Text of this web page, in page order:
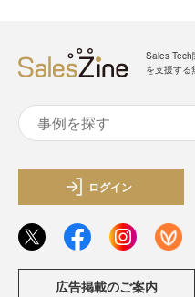
Sales Tech
を支援する
ログイン
広告掲載のご案内